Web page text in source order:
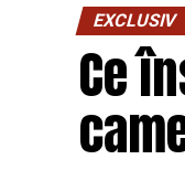
EXCLUSIV
Ce